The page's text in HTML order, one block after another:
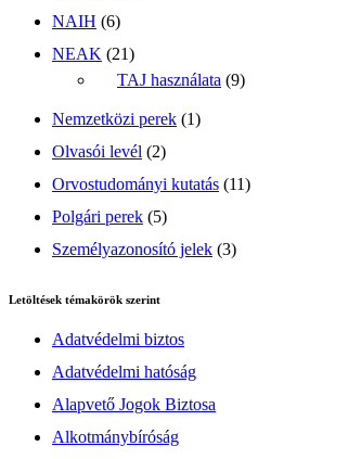
NAIH (6)
NEAK (21)
TAJ használata (9)
Nemzetközi perek (1)
Olvasói levél (2)
Orvostudományi kutatás (11)
Polgári perek (5)
Személyazonosító jelek (3)
Letöltések témakörök szerint
Adatvédelmi biztos
Adatvédelmi hatóság
Alapvető Jogok Biztosa
Alkotmánybíróság